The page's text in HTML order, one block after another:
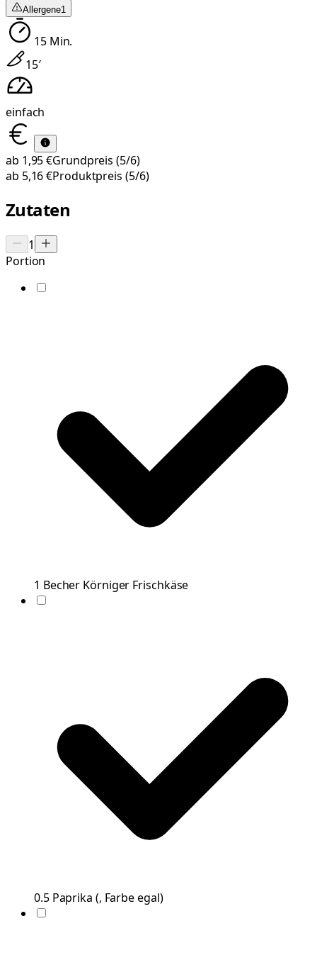
Allergene1
15Min.
15′
einfach
ab 1,95 €Grundpreis (5/6)
ab 5,16 €Produktpreis (5/6)
Zutaten
1
Portion
1 Becher Körniger Frischkäse
0.5 Paprika (, Farbe egal)